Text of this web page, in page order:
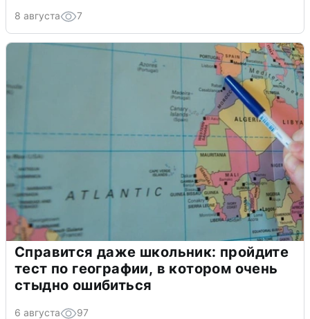
8 августа 7
Справится даже школьник: пройдите
тест по географии, в котором очень
стыдно ошибиться
6 августа 97